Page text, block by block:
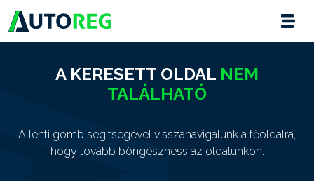
A KERESETT OLDAL NEM
TALÁLHATÓ
A lenti gomb segítségével visszanavigálunk a főoldalra,
hogy tovább böngészhess az oldalunkon.